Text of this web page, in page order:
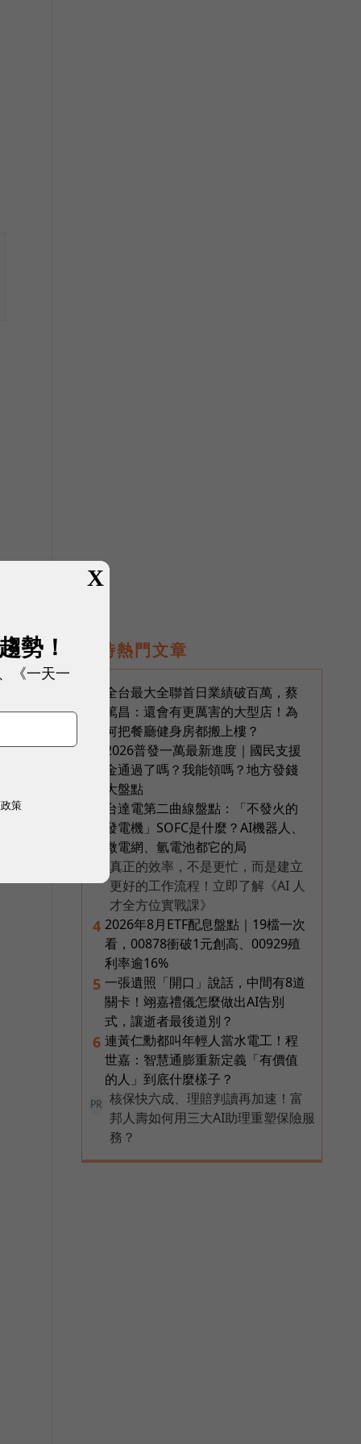
即時熱門文章
全台最大全聯首日業績破百萬，蔡
篤昌：還會有更厲害的大型店！為
何把餐廳健身房都搬上樓？
2026普發一萬最新進度｜國民支援
金通過了嗎？我能領嗎？地方發錢
大盤點
台達電第二曲線盤點：「不發火的
發電機」SOFC是什麼？AI機器人、
微電網、氫電池都它的局
真正的效率，不是更忙，而是建立
更好的工作流程！立即了解《AI 人
才全方位實戰課》
4 2026年8月ETF配息盤點｜19檔一次
看，00878衝破1元創高、00929殖
利率逾16%
5 一張遺照「開口」說話，中間有8道
關卡！翊嘉禮儀怎麼做出AI告別
式，讓逝者最後道別？
6 連黃仁勳都叫年輕人當水電工！程
世嘉：智慧通膨重新定義「有價值
的人」到底什麼樣子？
PR
核保快六成、理賠判讀再加速！富
邦人壽如何用三大AI助理重塑保險服
務？
X
勢！
《一天一
策